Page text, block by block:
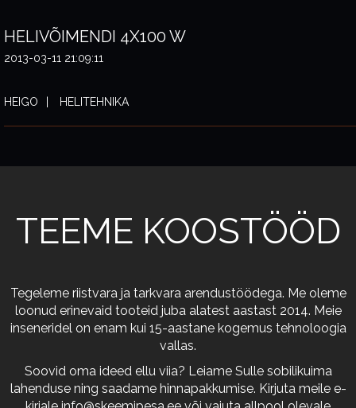
HELIVÕIMENDI 4X100 W
2013-03-11 21:09:11
HEIGO HELITEHNIKA
TEEME KOOSTÖÖD
Tegeleme riistvara ja tarkvara arendustöödega. Me oleme
loonud erinevaid tooteid juba alatest aastast 2014. Meie
inseneridel on enam kui 15-aastane kogemus tehnoloogia
vallas.
Soovid oma ideed ellu viia? Leiame Sulle sobilikuima
lahenduse ning saadame hinnapakkumise. Kirjuta meile e-